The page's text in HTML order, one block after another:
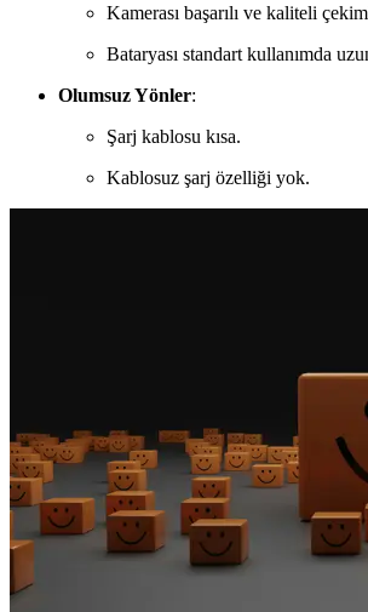
Kamerası başarılı ve kaliteli
Bataryası standart kullanımda
Olumsuz Yönler:
Şarj kablosu kısa.
Kablosuz şarj özelliği yok.